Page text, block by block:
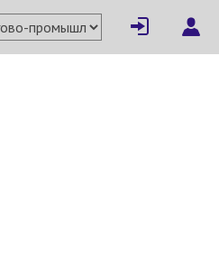
Написать поставщику